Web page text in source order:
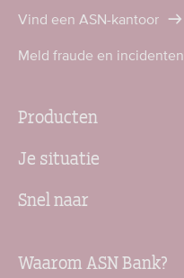
Vind een ASN-kantoor
Meld fraude en incidenten
Producten
Je situatie
Snel naar
Waarom ASN Bank?